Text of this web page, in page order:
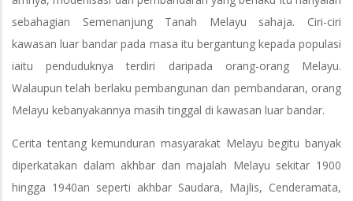
sebahagian Semenanjung Tanah Melayu sahaja. Ciri-ciri
kawasan luar bandar pada masa itu bergantung kepada populasi
iaitu penduduknya terdiri daripada orang-orang Melayu.
Walaupun telah berlaku pembangunan dan pembandaran, orang
Melayu kebanyakannya masih tinggal di kawasan luar bandar.
Cerita tentang kemunduran masyarakat Melayu begitu banyak
diperkatakan dalam akhbar dan majalah Melayu sekitar 1900
hingga 1940an seperti akhbar Saudara, Majlis, Cenderamata,